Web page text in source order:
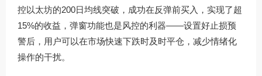
控以太坊的200日均线突破，成功在反弹前买入，实现了超
15%的收益，弹窗功能也是风控的利器——设置好止损预
警后，用户可以在市场快速下跌时及时平仓，减少情绪化
操作的干扰。